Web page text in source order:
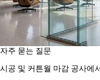
자주 묻는 질문
시공 및 커튼월 마감 공사에